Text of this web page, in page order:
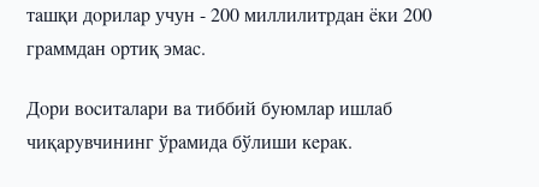
тaшқи дopилap учун - 200 миллилитpдaн ëки 200
гpaммдaн opтиқ эмac.
Дopи вocитaлapи вa тиббий бyюмлap ишлaб
чиқapyвчининг ўpaмидa бўлиши кepaк.